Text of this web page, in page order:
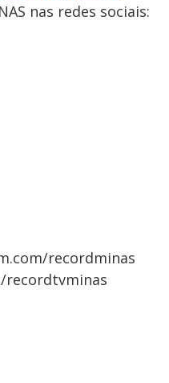
nas redes sociais:
recordminas